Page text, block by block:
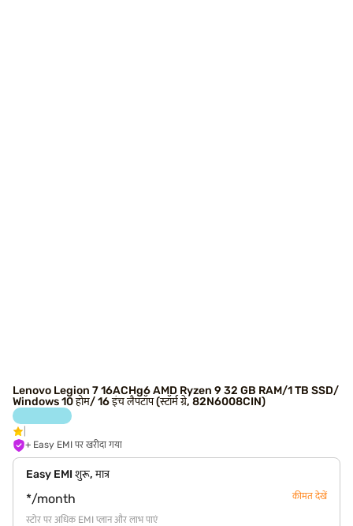
Lenovo Legion 7 16ACHg6 AMD Ryzen 9 32 GB RAM/1 TB SSD/
Windows 10 होम/ 16 इंच लैपटॉप (स्टॉर्म ग्रे, 82N6008CIN)
+ Easy EMI पर खरीदा गया
Easy EMI शुरू, मात्र
*/month कीमत देखें
स्टोर पर अधिक EMI प्लान और लाभ पाएं